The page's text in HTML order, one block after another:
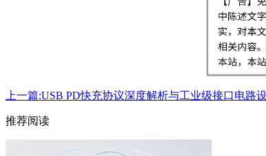
上一篇:USB PD快充协议深度解析与工业级接口电路
推荐阅读